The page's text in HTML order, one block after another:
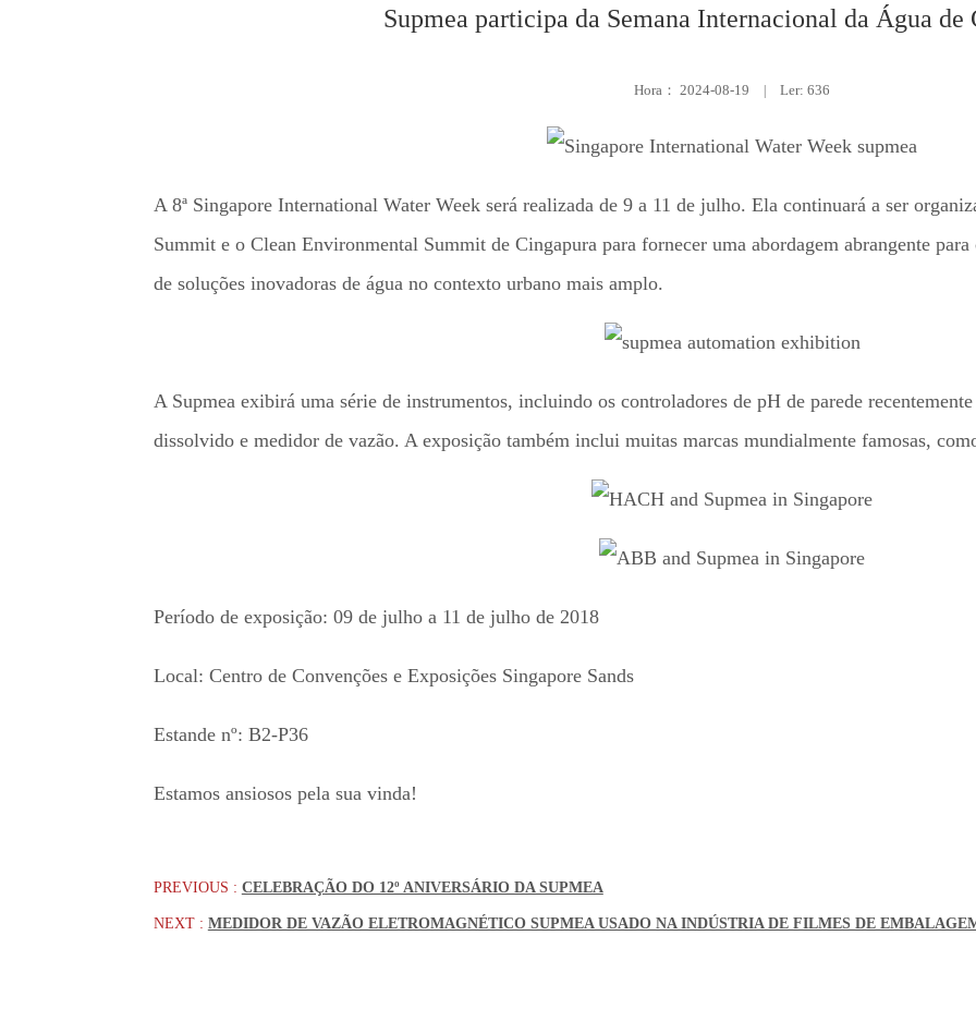
Supmea participa da Semana Internacional da Água de
Hora： 2024-08-19 Ler: 636
A 8ª Singapore International Water Week será realizada de 9 a 11 de julho. Ela continuará a ser
Summit e o Clean Environmental Summit de Cingapura para fornecer uma abordagem abrangente
de soluções inovadoras de água no contexto urbano mais amplo.
A Supmea exibirá uma série de instrumentos, incluindo os controladores de pH de parede
dissolvido e medidor de vazão. A exposição também inclui muitas marcas mundialmente famosas,
Período de exposição: 09 de julho a 11 de julho de 2018
Local: Centro de Convenções e Exposições Singapore Sands
Estande nº: B2-P36
Estamos ansiosos pela sua vinda!
PREVIOUS : CELEBRAÇÃO DO 12º ANIVERSÁRIO DA SUPMEA
NEXT : MEDIDOR DE VAZÃO ELETROMAGNÉTICO SUPMEA USADO NA INDÚSTRIA DE FILMES DE